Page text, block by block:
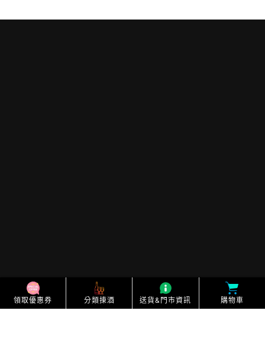
Instagram
領取優惠券 分類㨂酒 送貨&門市資訊 購物車